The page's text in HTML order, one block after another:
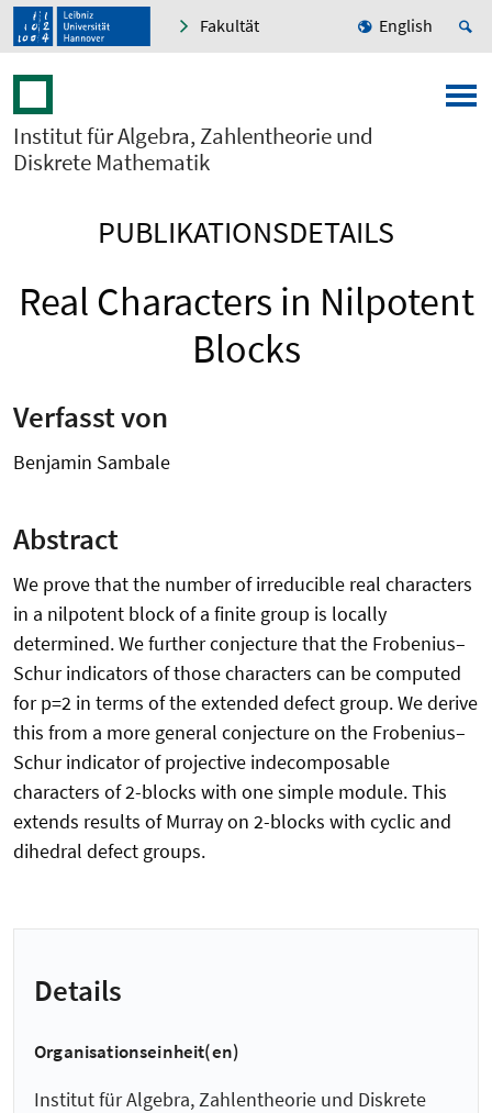
Fakultät English
Institut für Algebra, Zahlentheorie und
Diskrete Mathematik
PUBLIKATIONSDETAILS
Real Characters in Nilpotent
Blocks
Verfasst von
Benjamin Sambale
Abstract
We prove that the number of irreducible real characters
in a nilpotent block of a finite group is locally
determined. We further conjecture that the Frobenius–
Schur indicators of those characters can be computed
for p=2 in terms of the extended defect group. We derive
this from a more general conjecture on the Frobenius–
Schur indicator of projective indecomposable
characters of 2-blocks with one simple module. This
extends results of Murray on 2-blocks with cyclic and
dihedral defect groups.
Details
Organisationseinheit(en)
Institut für Algebra, Zahlentheorie und Diskrete